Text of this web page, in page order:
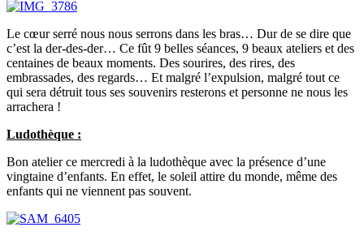
Le cœur serré nous nous serrons dans les bras… Dur de se dire que
c’est la der-des-der… Ce fût 9 belles séances, 9 beaux ateliers et des
centaines de beaux moments. Des sourires, des rires, des
embrassades, des regards… Et malgré l’expulsion, malgré tout ce
qui sera détruit tous ses souvenirs resterons et personne ne nous les
arrachera !
Ludothèque :
Bon atelier ce mercredi à la ludothèque avec la présence d’une
vingtaine d’enfants. En effet, le soleil attire du monde, même des
enfants qui ne viennent pas souvent.